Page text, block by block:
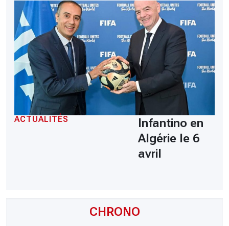
CHRONO
ACTUALITÉS
Infantino en
Algérie le 6
avril